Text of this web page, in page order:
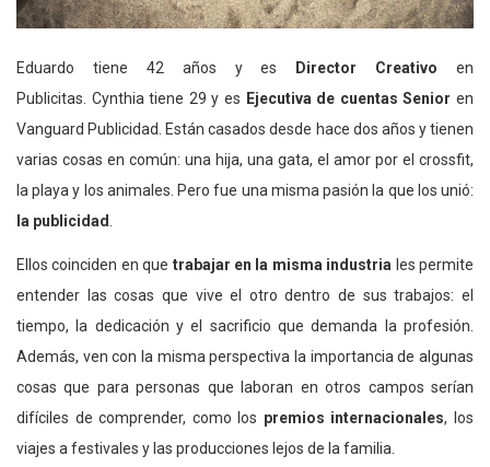
Eduardo tiene 42 años y es Director Creativo en
Publicitas. Cynthia tiene 29 y es Ejecutiva de cuentas Senior en
Vanguard Publicidad. Están casados desde hace dos años y tienen
varias cosas en común: una hija, una gata, el amor por el crossfit,
la playa y los animales. Pero fue una misma pasión la que los unió:
la publicidad
Ellos coinciden en que trabajar en la misma industria les permite
entender las cosas que vive el otro dentro de sus trabajos: el
tiempo, la dedicación y el sacrificio que demanda la profesión.
Además, ven con la misma perspectiva la importancia de algunas
cosas que para personas que laboran en otros campos serían
difíciles de comprender, como los premios internacionales, los
viajes a festivales y las producciones lejos de la familia.